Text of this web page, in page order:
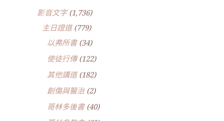
影音文字(1,736)
主日證道(779)
以弗所書(34)
使徒行傳(122)
其他講道(182)
創傷與醫治(2)
哥林多後書(40)